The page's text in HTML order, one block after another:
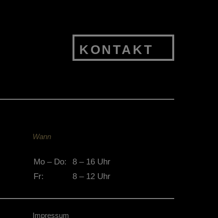
Wann
Mo – Do:
8 – 16 Uhr
Fr:
8 – 12 Uhr
Impressum
KONTAKT